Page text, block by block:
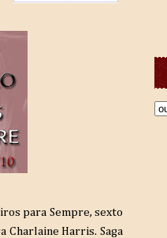
para Sempre, sexto
Charlaine Harris. Saga